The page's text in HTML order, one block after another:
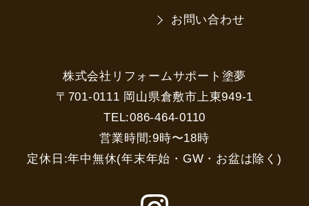
お問い合わせ
株式会社リフォームサポート塗夢
〒701-0111 岡山県倉敷市上東949-1
TEL:086-464-0110
営業時間:9時〜18時
定休日:年中無休(年末年始・GW・お盆は除く)